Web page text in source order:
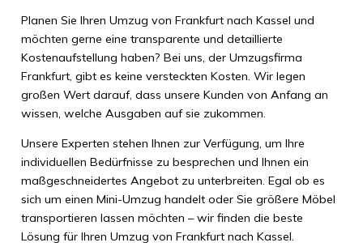
Planen Sie Ihren Umzug von Frankfurt nach Kassel und
möchten gerne eine transparente und detaillierte
Kostenaufstellung haben? Bei uns, der Umzugsfirma
Frankfurt, gibt es keine versteckten Kosten. Wir legen
großen Wert darauf, dass unsere Kunden von Anfang an
wissen, welche Ausgaben auf sie zukommen.
Unsere Experten stehen Ihnen zur Verfügung, um Ihre
individuellen Bedürfnisse zu besprechen und Ihnen ein
maßgeschneidertes Angebot zu unterbreiten. Egal ob es
sich um einen Mini-Umzug handelt oder Sie größere Möbel
transportieren lassen möchten – wir finden die beste
Lösung für Ihren Umzug von Frankfurt nach Kassel.